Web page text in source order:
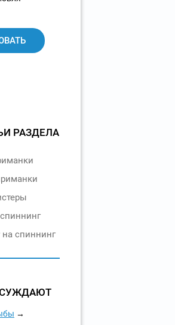
РАЗДЕЛА
спиннинг